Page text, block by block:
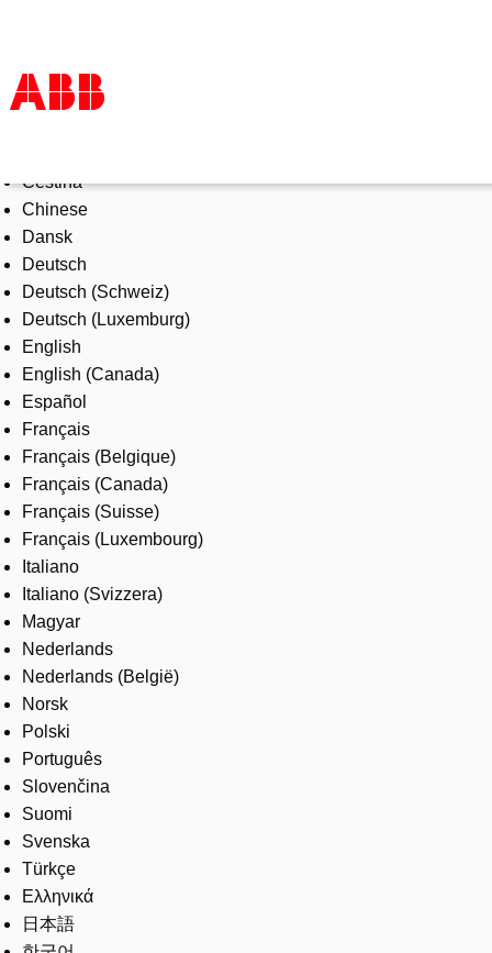
Products & Solutions
Industries
Services
About us
Where to buy
Contact us
Careers
Čeština
Chinese
Dansk
Deutsch
Deutsch (Schweiz)
Deutsch (Luxemburg)
English
English (Canada)
Español
Français
Français (Belgique)
Français (Canada)
Français (Suisse)
Français (Luxembourg)
Italiano
Italiano (Svizzera)
Magyar
Nederlands
Nederlands (België)
Norsk
Polski
Português
Slovenčina
Suomi
Svenska
Türkçe
Ελληνικά
日本語